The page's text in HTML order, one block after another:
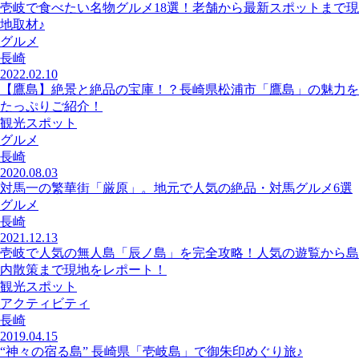
壱岐で食べたい名物グルメ18選！老舗から最新スポットまで現
地取材♪
グルメ
長崎
2022.02.10
【鷹島】絶景と絶品の宝庫！？長崎県松浦市「鷹島」の魅力を
たっぷりご紹介！
観光スポット
グルメ
長崎
2020.08.03
対馬一の繁華街「厳原」。地元で人気の絶品・対馬グルメ6選
グルメ
長崎
2021.12.13
壱岐で人気の無人島「辰ノ島」を完全攻略！人気の遊覧から島
内散策まで現地をレポート！
観光スポット
アクティビティ
長崎
2019.04.15
“神々の宿る島” 長崎県「壱岐島」で御朱印めぐり旅♪